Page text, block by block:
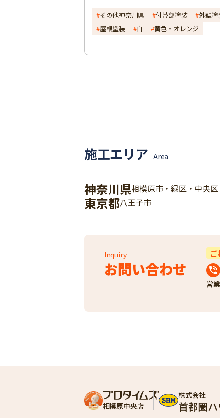
その他神奈川県 付帯部塗装
外壁塗
屋根塗装
白 黄色・オレンジ
施工エリア Area
神奈川県相模原市・緑区・中央
東京都八王子市
お問い合わせ
Inquiry
営
相模原中央店
株式会社
首都圏